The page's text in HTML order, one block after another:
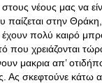
νέους μας να
παίζεται στην Θράκη,
πολύ καιρό
που χρειάζονται
μακρια απ’
Ας σκεφτούνε κάτω